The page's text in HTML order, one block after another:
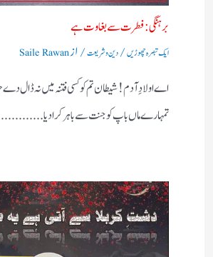
برہنگی : فطرت سے بغاوت ہے
ایک تبصرہ چھوڑیں/دین و شریعت/ ازSaile Rawan
اے اولادِ آدم! شیطان تم کو کسی فتنہ میں نہ ڈال
تمہارے ماں باپ کو جنت سے باہر کرادیا............